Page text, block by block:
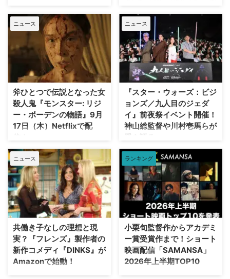
ラマとなる『ウォーキング・デッ
…
ン7 THE LAST OF US シーズン
1【U-N …
英BBCが“ミステリーの女王”アガ
サ・クリスティーの生んだ最も有
名なキャラクター、エルキュー
ル・ポワロの若き頃を追う新作ド
ラマ『Hercule（原題）』を制作
中なのは、当サイトでお伝えして
きた通り。10人の新キャストを
BBCが発表した。 ポワロに続
き、ヘイスティングスやジャップ
警部役も決定？ ベルギー出身の
元警官で、戦争をきっかけにロン
ドンへ移り私立探偵となったポワ
ロは、大きな口髭が特徴で“灰色
を見抜く。33作の長編小説と51
作の短編に登場する人気キャラク
ター。ポワロの小説シ …
醐味だろう。巧みに張り巡らされ
た伏線や衝撃のドンデン返しに、
気づけば最後まで一気見してしま
うことも。そんな予想を鮮やかに
裏切る番狂わせが見事な海外ドラ
マを米TV Lineが取り上げている
ので、そのうち5作品を紹介しよ
う。（※本記事は各作品の重要な
ネタバレを含みますのでご注意く
ださい） 予想外の展開にビック
リさせられた海外ドラマ 『イカ
ゲーム』 世界的ヒットを記録し
た『イカゲーム』では、多額の賞
ニュース
斧ひとつで伝説となった女
殺人鬼『モンスター: リジ
ー・ボーデンの物語』9月
17日（木）Netflixで配
信！
『Glee』のライアン・マーフィ
ーとイアン・ブレナンが手掛ける
Netflixの大ヒット・アンソロジー
『モンスター』シリーズ最新作
『モンスター: リジー・ボーデン
の物語』の初解禁画像と配信開始
日が発表された。世界中が注視す
る本作は、9月17日（木）より
Netflixにて世界独占配信される。
斧ひとつで築いた悪名——『モン
スター: リジー・ボーデンの物
語』 本作は、一人の若き女性が
いかにして世間の抱く「殺人鬼の
ニュース
『スター・ウォーズ：ビジ
ョンズ／九人目のジェダ
イ』前夜祭イベント開催！
神山総監督や川村壱馬らが
愛を語る
2026年8月4日（火）、日本発の
「スター・ウォーズ」長編アニメ
シリーズ『スター・ウォーズ：ビ
ジョンズ／九人目のジェダイ』の
配信を記念し、前夜祭2話上映イ
ベントが開催された。イベントに
は神山健治総監督をはじめとする
豪華制作陣とキャスト、さらにフ
ァン代表としてTHE RAMPAGEの
川村壱馬が登壇し、作品の魅力や
制作の舞台裏について熱いトーク
を繰り広げた。 ジェダイローブ
姿の川村壱馬が登壇！ 世代を超
ニュース
共働き子なしの理想と現
実？『フレンズ』製作者の
新作コメディ『DINKS』が
Amazonで始動！
Amazon MGM Studiosが、即興
ランキング
小栗旬監督作からアカデミ
ー賞受賞作まで！ショート
映画配信「SAMANSA」
2026年上半期TOP10
ショート映画配信サービス